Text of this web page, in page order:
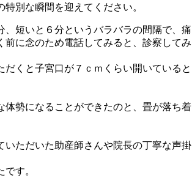
別な瞬間を迎えてください。
短いと６分というバラバラの間隔で、痛
に念のため電話してみると、診察してみ
くと子宮口が７ｃｍくらい開いていると
勢になることができたのと、畳が落ち着
ただいた助産師さんや院長の丁寧な声掛
す。